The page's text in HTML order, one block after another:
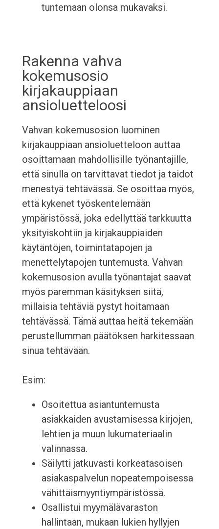
tuntemaan olonsa mukavaksi.
Rakenna vahva
kokemusosio
kirjakauppiaan
ansioluetteloosi
Vahvan kokemusosion luominen
kirjakauppiaan ansioluetteloon auttaa
osoittamaan mahdollisille työnantajille,
että sinulla on tarvittavat tiedot ja taidot
menestyä tehtävässä. Se osoittaa myös,
että kykenet työskentelemään
ympäristössä, joka edellyttää tarkkuutta
yksityiskohtiin ja kirjakauppiaiden
käytäntöjen, toimintatapojen ja
menettelytapojen tuntemusta. Vahvan
kokemusosion avulla työnantajat saavat
myös paremman käsityksen siitä,
millaisia tehtäviä pystyt hoitamaan
tehtävässä. Tämä auttaa heitä tekemään
perustellumman päätöksen harkitessaan
sinua tehtävään.
Esim:
Osoitettua asiantuntemusta
asiakkaiden avustamisessa kirjojen,
lehtien ja muun lukumateriaalin
valinnassa.
Säilytti jatkuvasti korkeatasoisen
asiakaspalvelun nopeatempoisessa
vähittäismyyntiympäristössä.
Osallistui myymälävaraston
hallintaan, mukaan lukien hyllyjen